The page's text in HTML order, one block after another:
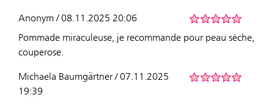
Anonym / 08.11.2025 20:06
Pommade miraculeuse, je recommande pour peau sèche,
couperose.
Michaela Baumgärtner / 07.11.2025
19:39